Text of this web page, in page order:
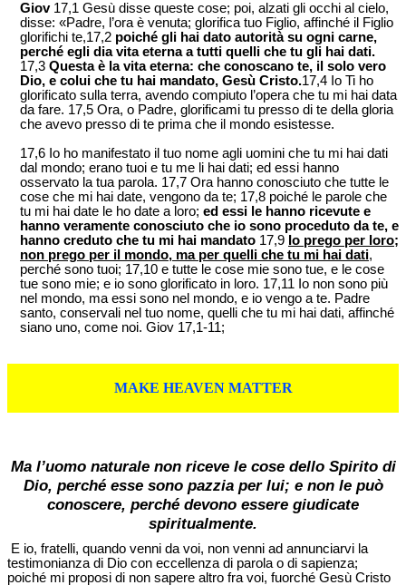
Giov17,1 Gesù disse queste cose; poi, alzati gli occhi al cielo,
disse: «Padre, l’ora è venuta; glorifica tuo Figlio, affinché il Figlio
glorifichi te,17,2 poiché gli hai dato autorità su ogni carne,
perché egli dia vita eterna a tutti quelli che tu gli hai dati.
17,3 Questa è la vita eterna: che conoscano te, il solo vero
Dio, e colui che tu hai mandato, Gesù Cristo.17,4 Io Ti ho
glorificato sulla terra, avendo compiuto l’opera che tu mi hai data
da fare. 17,5 Ora, o Padre, glorificami tu presso di te della gloria
che avevo presso di te prima che il mondo esistesse.
17,6 Io ho manifestato il tuo nome agli uomini che tu mi hai dati
dal mondo; erano tuoi e tu me li hai dati; ed essi hanno
osservato la tua parola. 17,7 Ora hanno conosciuto che tutte le
cose che mi hai date, vengono da te; 17,8 poiché le parole che
tu mi hai date le ho date a loro; ed essi le hanno ricevute e
hanno veramente conosciuto che io sono proceduto da te, e
hanno creduto che tu mi hai mandato 17,9 Io prego per loro;
non prego per il mondo, ma per quelli che tu mi hai dati,
perché sono tuoi; 17,10 e tutte le cose mie sono tue, e le cose
tue sono mie; e io sono glorificato in loro. 17,11 Io non sono più
nel mondo, ma essi sono nel mondo, e io vengo a te. Padre
santo, conservali nel tuo nome, quelli che tu mi hai dati, affinché
siano uno, come noi. Giov 17,1-11;
MAKE HEAVEN MATTER
Ma l’uomo naturale non riceve le cose dello Spirito di
Dio, perché esse sono pazzia per lui; e non le può
conoscere, perché devono essere giudicate
spiritualmente.
E io, fratelli, quando venni da voi, non venni ad annunciarvi la
testimonianza di Dio con eccellenza di parola o di sapienza;
poiché mi proposi di non sapere altro fra voi, fuorché Gesù Cristo